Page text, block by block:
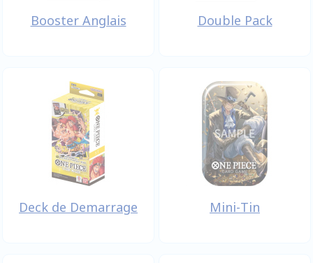
Booster Anglais Double Pack
Deck de Demarrage Mini-Tin